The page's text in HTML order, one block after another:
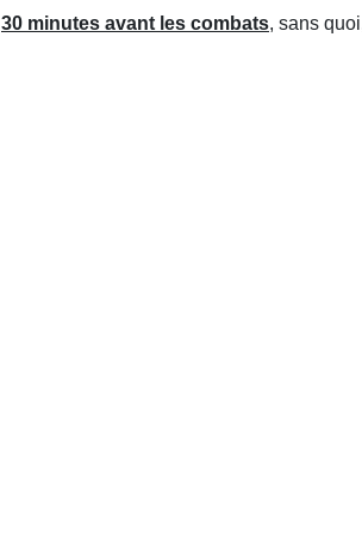
30 minutes avant les combats, sans